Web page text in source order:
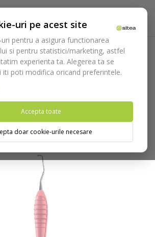
uri pe acest site
pentru a asigura functionarea
si pentru statistici/marketing, astfel
experienta ta. Alegerea ta se
iti poti modifica oricand preferintele.
Accepta toate
doar cookie-urile necesare
Diagnostic, parodontologie si
Levante
Chiureta parodontala Langer
din tara din care accesati website-ul